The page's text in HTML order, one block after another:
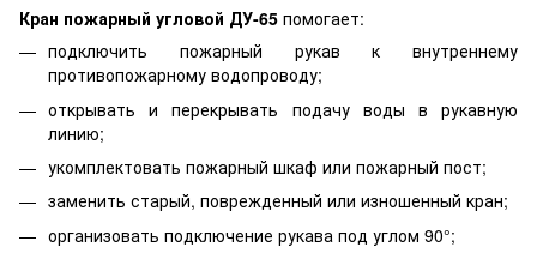
Кран пожарный угловой ДУ-65 помогает:
подключить пожарный рукав к внутреннему
противопожарному водопроводу;
открывать и перекрывать подачу воды в рукавную
линию;
укомплектовать пожарный шкаф или пожарный пост;
заменить старый, поврежденный или изношенный кран;
организовать подключение рукава под углом 90°;